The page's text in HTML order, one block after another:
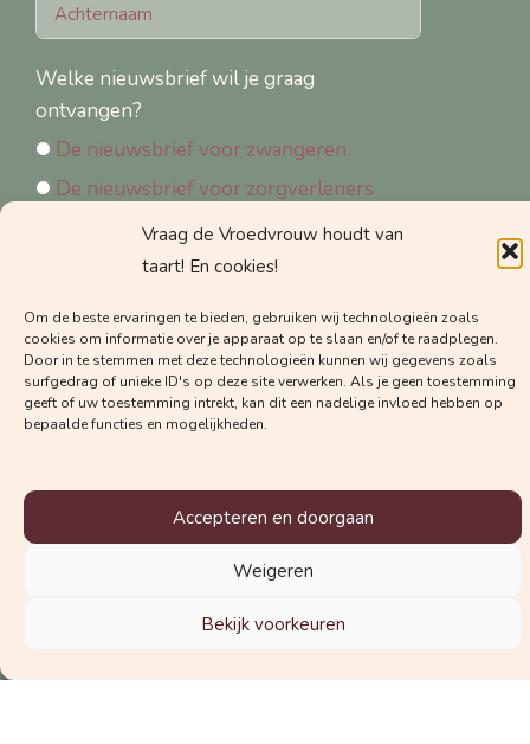
Vraag de Vroedvrouw houdt van
taart! En cookies!
Om de beste ervaringen te bieden, gebruiken wij technologieën zoals
cookies om informatie over je apparaat op te slaan en/of te raadplegen.
Door in te stemmen met deze technologieën kunnen wij gegevens zoals
surfgedrag of unieke ID's op deze site verwerken. Als je geen toestemming
geeft of uw toestemming intrekt, kan dit een nadelige invloed hebben op
bepaalde functies en mogelijkheden.
Accepteren en doorgaan
Weigeren
Bekijk voorkeuren
Welke nieuwsbrief wil je graag
ontvangen?
De nieuwsbrief voor zwangeren
De nieuwsbrief voor zorgverleners
Schrijf je in voor de nieuwsbrief
© 2025 Vraag de Vroedvrouw